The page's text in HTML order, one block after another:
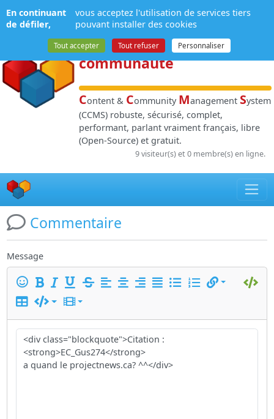
NPDS:Gestion de
contenuet de
communauté
Content & Community Management System
(CCMS) robuste, sécurisé, complet,
performant, parlant vraiment français, libre
(Open-Source) et gratuit.
9 visiteur(s) et 0 membre(s) en ligne.
Commentaire
Message
Panneau de gestion des cookies
En continuant
de défiler,
vous acceptez l'utilisation de services tiers
pouvant installer des cookies
Tout accepter Tout refuser Personnaliser